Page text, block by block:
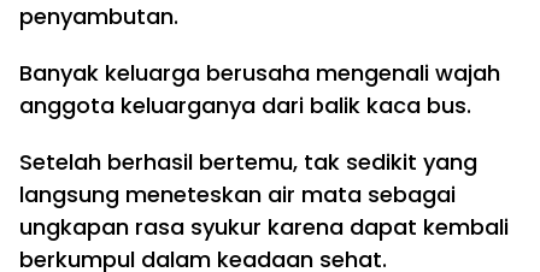
penyambutan.
Banyak keluarga berusaha mengenali wajah
anggota keluarganya dari balik kaca bus.
Setelah berhasil bertemu, tak sedikit yang
langsung meneteskan air mata sebagai
ungkapan rasa syukur karena dapat kembali
berkumpul dalam keadaan sehat.